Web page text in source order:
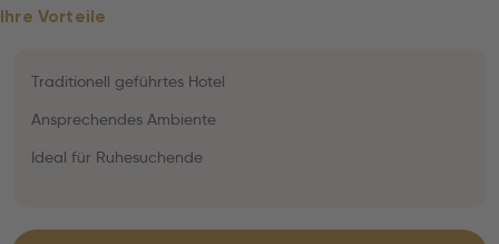
Ihre Vorteile
Traditionell geführtes Hotel
Ansprechendes Ambiente
Ideal für Ruhesuchende